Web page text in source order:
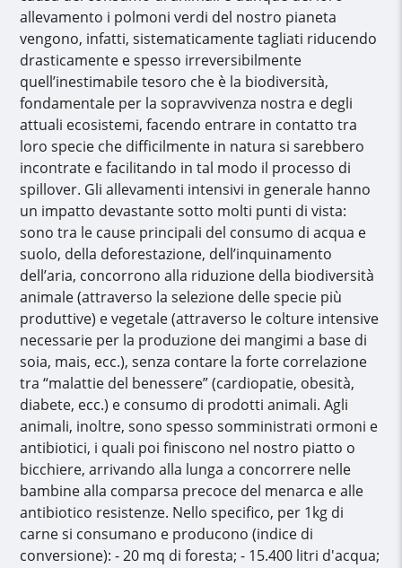
allevamento i polmoni verdi del nostro pianeta
vengono, infatti, sistematicamente tagliati riducendo
drasticamente e spesso irreversibilmente
quell’inestimabile tesoro che è la biodiversità,
fondamentale per la sopravvivenza nostra e degli
attuali ecosistemi, facendo entrare in contatto tra
loro specie che difficilmente in natura si sarebbero
incontrate e facilitando in tal modo il processo di
spillover. Gli allevamenti intensivi in generale hanno
un impatto devastante sotto molti punti di vista:
sono tra le cause principali del consumo di acqua e
suolo, della deforestazione, dell’inquinamento
dell’aria, concorrono alla riduzione della biodiversità
animale (attraverso la selezione delle specie più
produttive) e vegetale (attraverso le colture intensive
necessarie per la produzione dei mangimi a base di
soia, mais, ecc.), senza contare la forte correlazione
tra “malattie del benessere” (cardiopatie, obesità,
diabete, ecc.) e consumo di prodotti animali. Agli
animali, inoltre, sono spesso somministrati ormoni e
antibiotici, i quali poi finiscono nel nostro piatto o
bicchiere, arrivando alla lunga a concorrere nelle
bambine alla comparsa precoce del menarca e alle
antibiotico resistenze. Nello specifico, per 1kg di
carne si consumano e producono (indice di
conversione): - 20 mq di foresta; - 15.400 litri d'acqua;